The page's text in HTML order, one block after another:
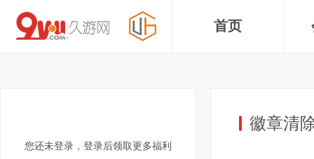
首页
您还未登录，登录后领取更多福利
徽章清